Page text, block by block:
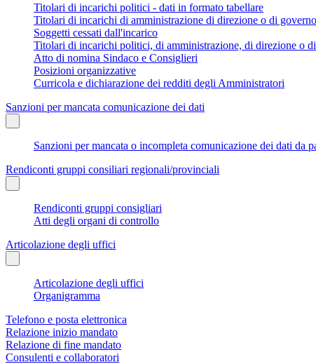
Titolari di incarichi politici - dati in formato tabellare
Titolari di incarichi di amministrazione di direzione o di governo
Soggetti cessati dall'incarico
Titolari di incarichi politici, di amministrazione, di direzione o
Atto di nomina Sindaco e Consiglieri
Posizioni organizzative
Curricola e dichiarazione dei redditi degli Amministratori
Sanzioni per mancata comunicazione dei dati
Sanzioni per mancata o incompleta comunicazione dei dati da
Rendiconti gruppi consiliari regionali/provinciali
Rendiconti gruppi consigliari
Atti degli organi di controllo
Articolazione degli uffici
Articolazione degli uffici
Organigramma
Telefono e posta elettronica
Relazione inizio mandato
Relazione di fine mandato
Consulenti e collaboratori